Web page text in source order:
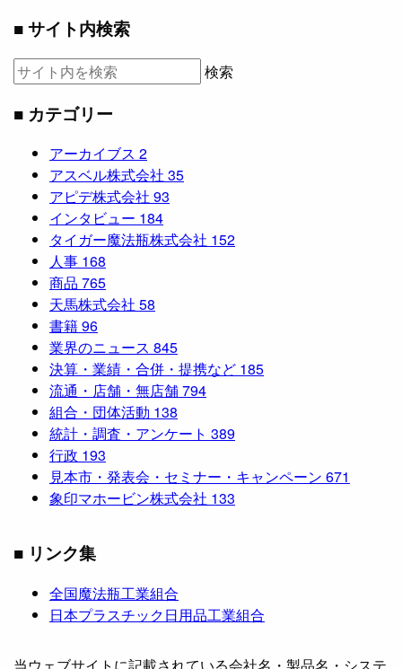
■ サイト内検索
検索
■ カテゴリー
アーカイブス 2
アスベル株式会社 35
アピデ株式会社 93
インタビュー 184
タイガー魔法瓶株式会社 152
人事 168
商品 765
天馬株式会社 58
書籍96
業界のニュース 845
決算・業績・合併・提携など 185
流通・店舗・無店舗794
組合・団体活動 138
統計・調査・アンケート 389
行政 193
見本市・発表会・セミナー・キャンペーン 671
象印マホービン株式会社 133
■ リンク集
全国魔法瓶工業組合
日本プラスチック日用品工業組合
当ウェブサイトに記載されている会社名・製品名・システ